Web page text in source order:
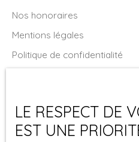
Nos honoraires
Mentions légales
Politique de confidentialité
Propulsé par
LE RESPECT DE
EST UNE